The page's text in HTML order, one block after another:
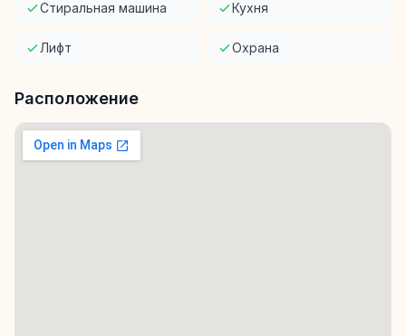
Стиральная машина Кухня
Лифт Охрана
Расположение